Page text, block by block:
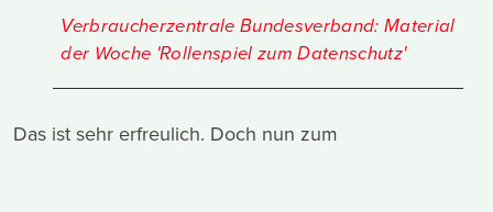
Verbraucherzentrale Bundesverband: Material
der Woche 'Rollenspiel zum Datenschutz'
Das ist sehr erfreulich. Doch nun zum